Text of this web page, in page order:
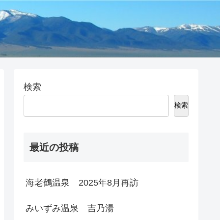
検索
検索
最近の投稿
海老鶴温泉 2025年8月再訪
みいずみ温泉 吉乃湯